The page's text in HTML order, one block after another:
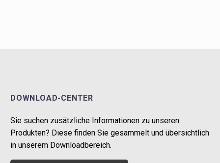
DOWNLOAD-CENTER
Sie suchen zusätzliche Informationen zu unseren
Produkten? Diese finden Sie gesammelt und übersichtlich
in unserem Downloadbereich.